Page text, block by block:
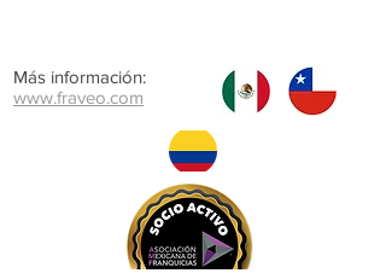
Más información:
www.fraveo.com